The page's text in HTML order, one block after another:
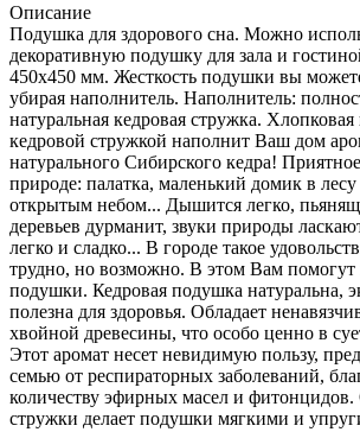
Описание
Подушка для здорового сна. Можно
декоративную подушку для зала и
450х450 мм. Жесткость подушки вы
убирая наполнитель. Наполнитель:
натуральная кедровая стружка.
кедровой стружкой наполнит Ваш дом
натурального Сибирского кедра!
природе: палатка, маленький домик в
открытым небом... Дышится легко,
деревьев дурманит, звуки природы
легко и сладко... В городе такое
трудно, но возможно. В этом Вам
подушки. Кедровая подушка натуральна,
полезна для здоровья. Обладает
хвойной древесины, что особо ценно в
Этот аромат несет невидимую пользу,
семью от респираторных заболеваний,
количеству эфирных масел и
стружки делает подушки мягкими и